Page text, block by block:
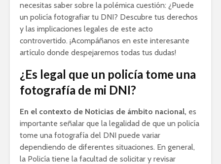
necesitas saber sobre la polémica cuestión: ¿Puede
un policía fotografiar tu DNI? Descubre tus derechos
y las implicaciones legales de este acto
controvertido. ¡Acompáñanos en este interesante
artículo donde despejaremos todas tus dudas!
¿Es legal que un policía tome una
fotografía de mi DNI?
En el contexto de Noticias de ámbito nacional, es
importante señalar que la legalidad de que un policía
tome una fotografía del DNI puede variar
dependiendo de diferentes situaciones. En general,
la Policía tiene la facultad de solicitar y revisar